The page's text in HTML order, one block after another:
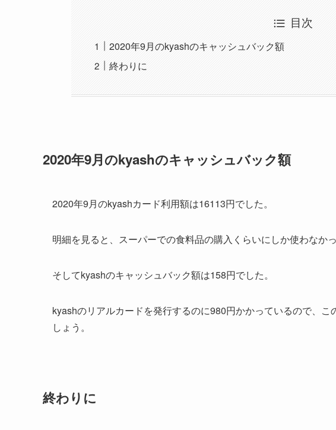
目次
2020年9月のkyashのキャッシュバック額
終わりに
2020年9月のkyashのキャッシュバック額
2020年9月のkyashカード利用額は16113円でした。
明細を見ると、スーパーでの食料品の購入くらいにしか使わなかっ
そしてkyashのキャッシュバック額は158円でした。
kyashのリアルカードを発行するのに980円かかっているので、
しょう。
終わりに